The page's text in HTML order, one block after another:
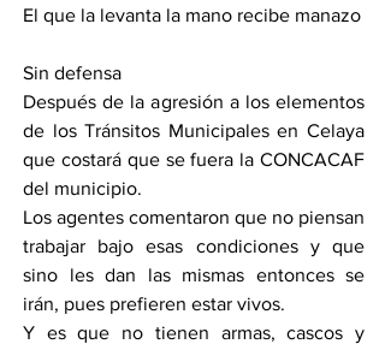
El que la levanta la mano recibe manazo
Sin defensa
Después de la agresión a los elementos
de los Tránsitos Municipales en Celaya
que costará que se fuera la CONCACAF
del municipio.
Los agentes comentaron que no piensan
trabajar bajo esas condiciones y que
sino les dan las mismas entonces se
irán, pues prefieren estar vivos.
Y es que no tienen armas, cascos y